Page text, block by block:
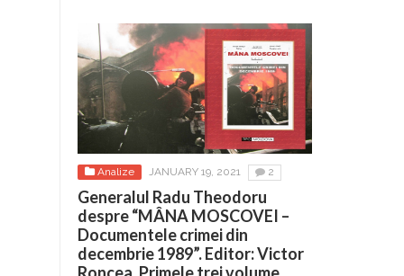
Analize JANUARY 19, 2021 2
Generalul Radu Theodoru
despre “MÂNA MOSCOVEI –
Documentele crimei din
decembrie 1989”. Editor: Victor